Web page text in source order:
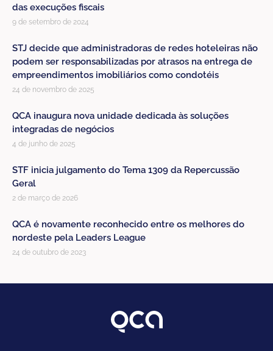
das execuções fiscais
9 de setembro de 2024
STJ decide que administradoras de redes hoteleiras não
podem ser responsabilizadas por atrasos na entrega de
empreendimentos imobiliários como condotéis
24 de novembro de 2025
QCA inaugura nova unidade dedicada às soluções
integradas de negócios
4 de junho de 2025
STF inicia julgamento do Tema 1309 da Repercussão
Geral
2 de março de 2026
QCA é novamente reconhecido entre os melhores do
nordeste pela Leaders League
24 de outubro de 2023